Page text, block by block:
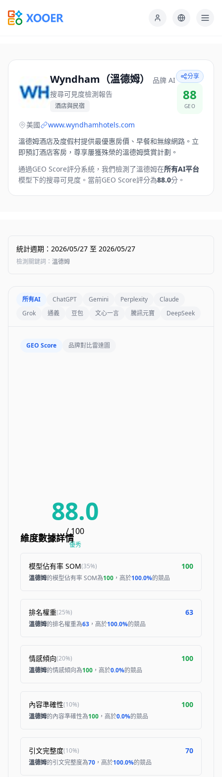
Wyndham（溫德姆）
品牌 AI
搜尋可見度檢測報告
酒店與民宿
分享
88
GEO
美國
www.wyndhamhotels.com
溫德姆酒店及度假村提供最優惠房價、早餐和無線網路。立
即預訂酒店客房，尊享屢獲殊榮的溫德姆獎賞計劃。
通過GEO Score評分系統，我們檢測了溫德姆在所有AI平台
模型下的搜尋可見度。 當前GEO Score評分為88.0分。
統計週期 ： 2026/05/27 至 2026/05/27
檢測關鍵詞 ： 溫德姆
所有AI ChatGPT Gemini Perplexity
Claude
Grok
通義 豆包 文心一言 騰訊元寶 DeepSeek
GEO Score 品牌對比雷達圖
88.0
/ 100
優秀
維度數據詳情
模型佔有率 SOM(35%) 100
溫德姆的模型佔有率 SOM為100 ，高於100.0%的競品
排名權重(25%) 63
溫德姆的排名權重為63 ，高於100.0%的競品
情感傾向(20%) 100
溫德姆的情感傾向為100 ，高於0.0%的競品
內容準確性(10%) 100
溫德姆的內容準確性為100 ，高於0.0%的競品
引文完整度(10%) 70
溫德姆的引文完整度為70 ，高於100.0%的競品